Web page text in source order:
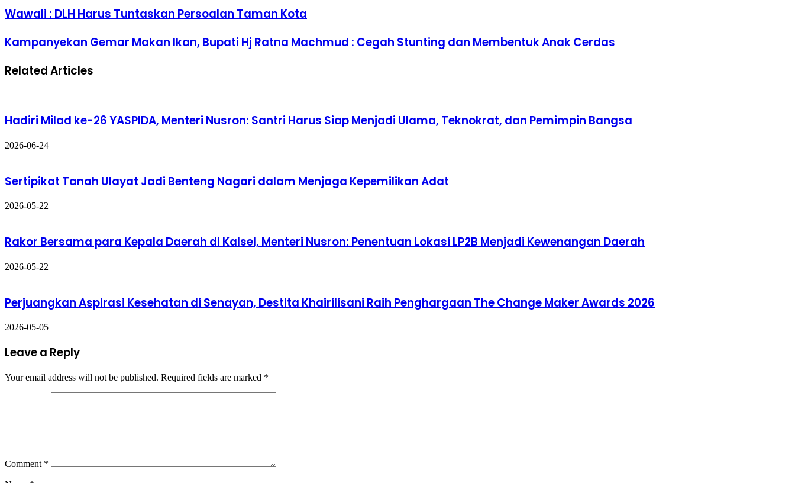
Wawali : DLH Harus Tuntaskan Persoalan Taman Kota
Kampanyekan Gemar Makan Ikan, Bupati Hj Ratna Machmud : Cegah Stunting dan Membentuk Anak Cerdas
Related Articles
Hadiri Milad ke-26 YASPIDA, Menteri Nusron: Santri Harus Siap Menjadi Ulama, Teknokrat, dan Pemimpin Bangsa
2026-06-24
Sertipikat Tanah Ulayat Jadi Benteng Nagari dalam Menjaga Kepemilikan Adat
2026-05-22
Rakor Bersama para Kepala Daerah di Kalsel, Menteri Nusron: Penentuan Lokasi LP2B Menjadi Kewenangan Daerah
2026-05-22
Perjuangkan Aspirasi Kesehatan di Senayan, Destita Khairilisani Raih Penghargaan The Change Maker Awards 2026
2026-05-05
Leave a Reply
Your email address will not be published. Required fields are marked *
Comment *